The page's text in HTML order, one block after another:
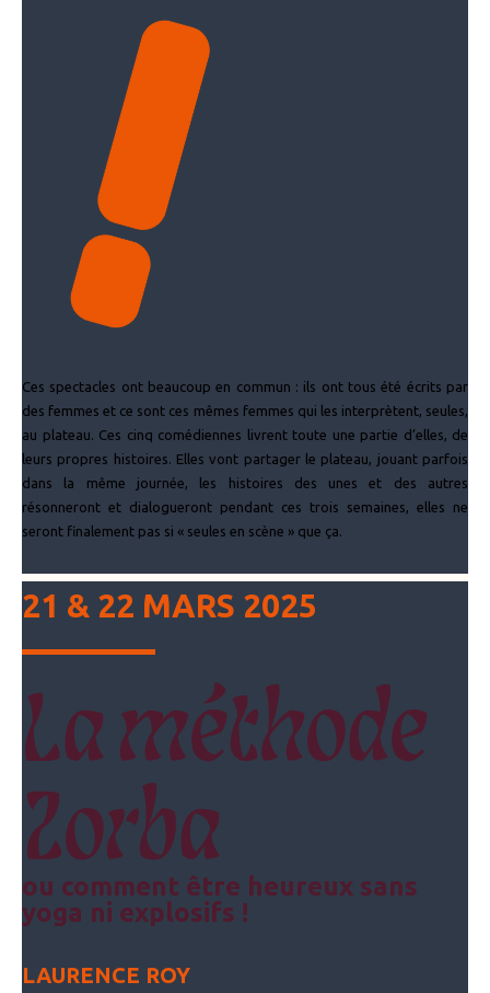
Ces spectacles ont beaucoup en commun : ils ont tous été écrits par
des femmes et ce sont ces mêmes femmes qui les interprètent, seules,
au plateau. Ces cinq comédiennes livrent toute une partie d’elles, de
leurs propres histoires. Elles vont partager le plateau, jouant parfois
dans la même journée, les histoires des unes et des autres
résonneront et dialogueront pendant ces trois semaines, elles ne
seront finalement pas si « seules en scène » que ça.
21 & 22 MARS 2025
La méthode
Zorba
ou comment être heureux sans
yoga ni explosifs !
LAURENCE ROY